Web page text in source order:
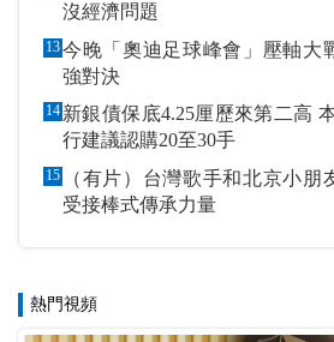
沒經濟問題
13今晚「奧迪足球峰會」壓軸
強對決
14 新銀債保底4.25厘歷來第二高 本月21日開始認購 銀
行建議認購20至30手
15
（有片）台灣歌手和北京小
受接棒式傳承力量
熱門視頻